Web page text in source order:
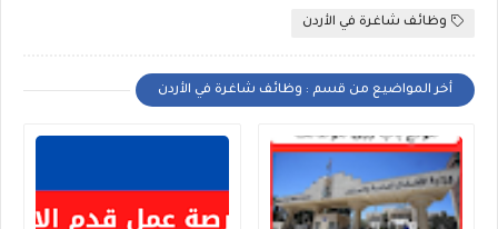
وظائف شاغرة في الأردن
أخر المواضيع من قسم : وظائف شاغرة في الأردن